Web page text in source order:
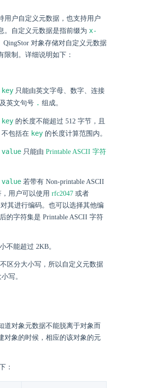
用户自定义元数据，也支持用户
。自定义元数据是指前缀为 x-
QingStor 对象存储对自定义元数据
限制。详细说明如下：
key 只能由英文字母、数字、连接
英文句号 . 组成。
key 的长度不能超过 512 字节，且
不包括在 key 的长度计算范围内。
value 只能由 Printable ASCII 字符
value 若带有 Non-printable ASCII
用户可以使用 rfc2047 或者
其进行编码。也可以选择其他编
的字符集是 Printable ASCII 字符
不能超过 2KB。
区分大小写，所以自定义元数据
写。
道对象元数据不能脱离于对象而
对象的时候，相应的该对象的元
：